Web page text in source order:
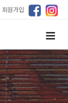
회원가입